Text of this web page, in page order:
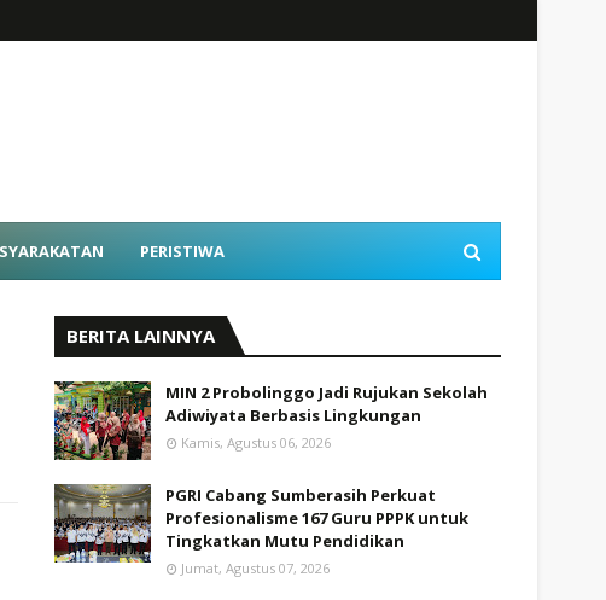
PERISTIWA
BERITA LAINNYA
MIN 2 Probolinggo Jadi Rujukan Sekolah
Adiwiyata Berbasis Lingkungan
Kamis, Agustus 06, 2026
PGRI Cabang Sumberasih Perkuat
Profesionalisme 167 Guru PPPK untuk
Tingkatkan Mutu Pendidikan
Jumat, Agustus 07, 2026